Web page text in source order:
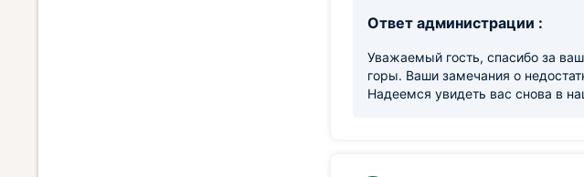
Ответ администрации :
Уважаемый гость, спасибо за
горы. Ваши замечания о
Надеемся увидеть вас снова в